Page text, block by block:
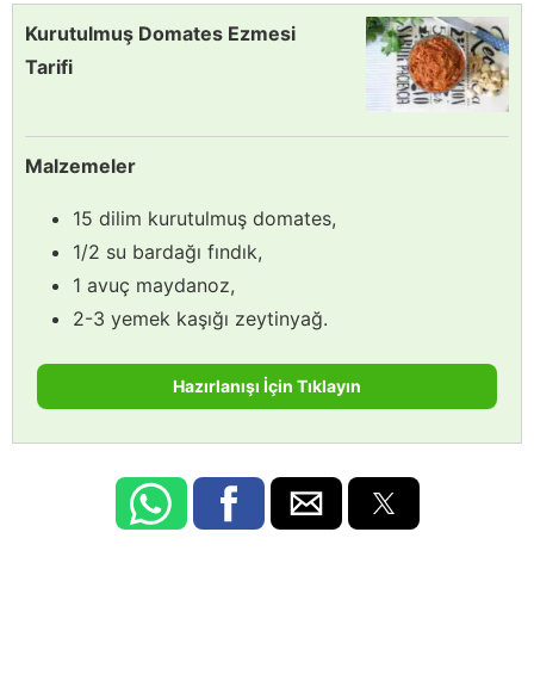
Kurutulmuş Domates Ezmesi
Tarifi
Malzemeler
15 dilim kurutulmuş domates,
1/2 su bardağı fındık,
1 avuç maydanoz,
2-3 yemek kaşığı zeytinyağ.
Hazırlanışı İçin Tıklayın